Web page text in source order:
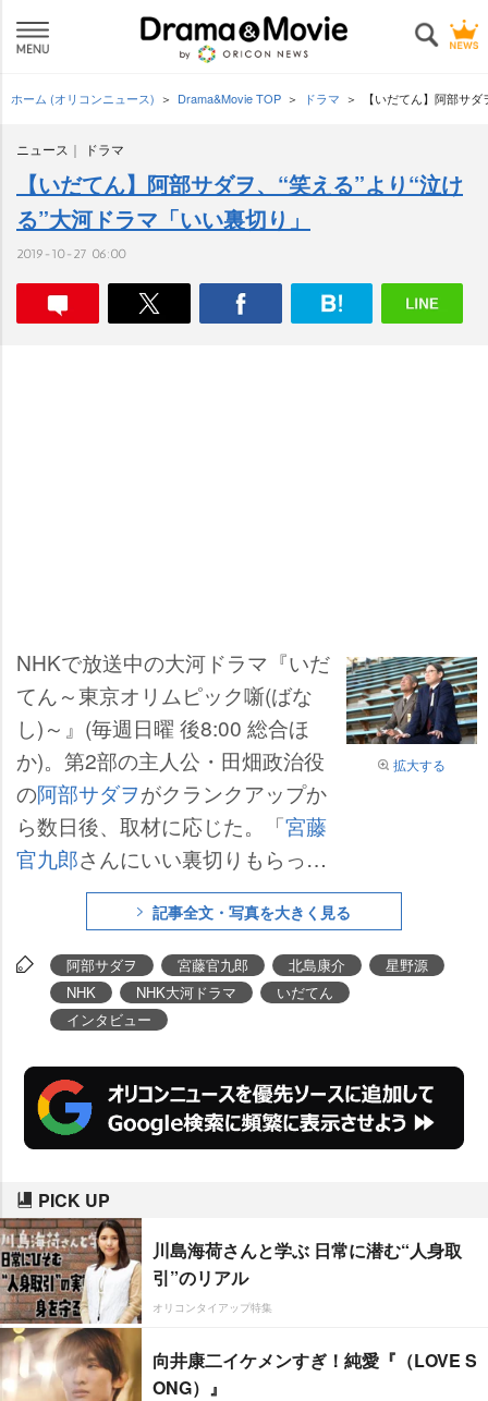
ホーム (オリコンニュース) Drama&Movie TOP ドラマ 【いだてん】阿部サ
ニュース ドラマ
【いだてん】阿部サダヲ、“笑える”より“泣け
る”大河ドラマ「いい裏切り」
2019-10-27 06:00
拡大する
NHKで放送中の大河ドラマ『いだ
てん～東京オリムピック噺(ばな
し)～』(毎週日曜 後8:00 総合ほ
か)。第2部の主人公・田畑政治役
の阿部サダヲがクランクアップか
ら数日後、取材に応じた。「宮藤
官九郎さんにいい裏切りもらっ
た」と、全47回を振り返りつつ、
27日から放送される第40回以降の
見どころを語った。
記事全文・写真を大きく見る
阿部サダヲ 宮藤官九郎 北島康介
星野源
NHK
NHK大河ドラマ
いだてん
インタビュー
PICK UP
川島海荷さんと学ぶ 日常に潜む“人身取
引”のリアル
オリコンタイアップ特集
向井康二イケメンすぎ！純愛『（LOVE S
ONG）』